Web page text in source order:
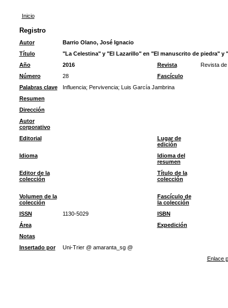
Inicio
Registro
Autor
Barrio Olano, José Ignacio
Título
"La Celestina" y "El Lazarillo" en "El manuscrito de piedra" y
Año
2016 Revista
Revista
Número
28
Fascículo
Palabras clave
Influencia; Pervivencia; Luis García Jambrina
Resumen
Dirección
Autor
corporativo
Editorial
Lugar de
edición
Idioma
Idioma del
resumen
Editor de la
colección
Título de la
colección
Volumen de la
colección
Fascículo de
la colección
ISSN
1130-5029
ISBN
Área
Expedición
Notas
Insertado por
Uni-Trier @ amaranta_sg @
Enlace